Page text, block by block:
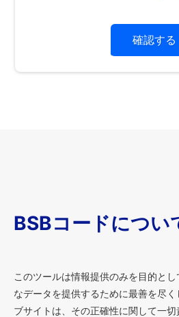
確認する
BSBコードについ
このツールは情報提供のみを目的と
なデータを提供するために最善を尽
ブサイトは、その正確性に関して一